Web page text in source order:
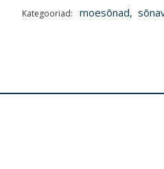
Kategooriad: moesõnad,